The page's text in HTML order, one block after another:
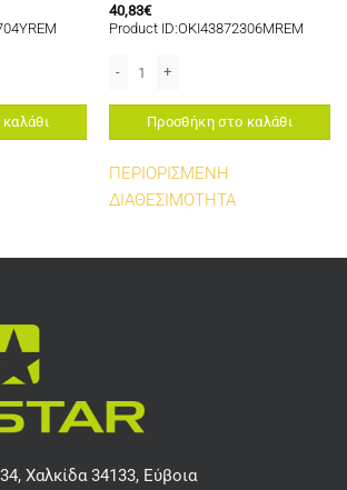
40,83€
Product ID:OKI43872306MREM
Προσθήκη στο καλάθι
ΠΕΡΙΟΡΙΣΜΕΝΗ
ΔΙΑΘΕΣΙΜΟΤΗΤΑ
Χαλκίδα 34133, Εύβοια